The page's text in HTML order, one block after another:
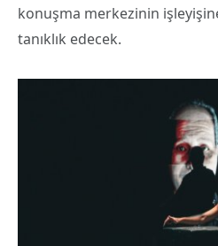
konuşma merkezinin
tanıklık edecek.